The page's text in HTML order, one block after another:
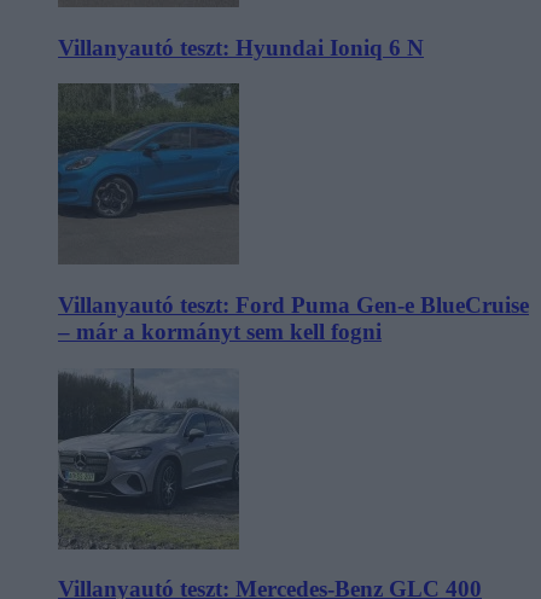
Villanyautó teszt: Hyundai Ioniq 6 N
Villanyautó teszt: Ford Puma Gen-e BlueCruise
– már a kormányt sem kell fogni
Villanyautó teszt: Mercedes-Benz GLC 400